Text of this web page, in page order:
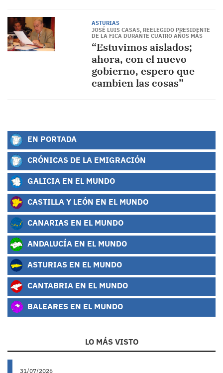
ASTURIAS
JOSÉ LUIS CASAS, REELEGIDO PRESIDENTE
DE LA FICA DURANTE CUATRO AÑOS MÁS
“Estuvimos aislados;
ahora, con el nuevo
gobierno, espero que
cambien las cosas”
EN PORTADA
CRÓNICAS DE LA EMIGRACIÓN
GALICIA EN EL MUNDO
CASTILLA Y LEÓN EN EL MUNDO
CANARIAS EN EL MUNDO
ANDALUCÍA EN EL MUNDO
ASTURIAS EN EL MUNDO
CANTABRIA EN EL MUNDO
BALEARES EN EL MUNDO
LO MÁS VISTO
31/07/2026